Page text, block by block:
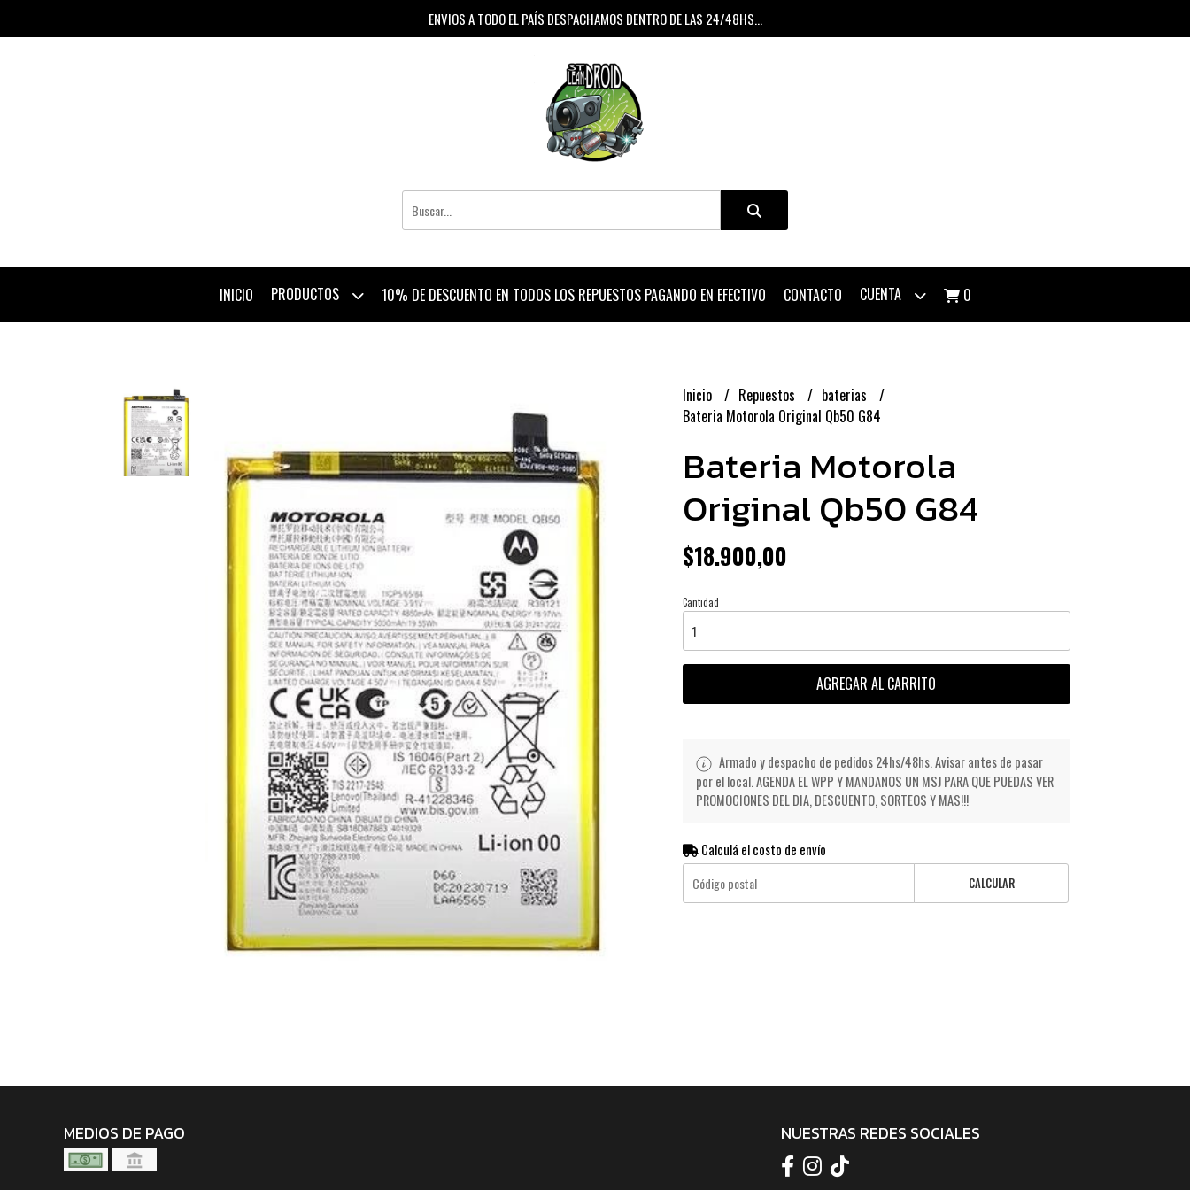
ENVIOS A TODO EL PAÍS DESPACHAMOS DENTRO DE LAS 24/48HS...
INICIO PRODUCTOS 10% DE DESCUENTO EN TODOS LOS REPUESTOS PAGANDO EN EFECTIVO CONTACTO CUENTA 0
Inicio Repuestos
baterias
Bateria Motorola Original Qb50 G84
Bateria Motorola
Original Qb50 G84
$18.900,00
Cantidad
AGREGAR AL CARRITO
Armado y despacho de pedidos 24hs/48hs. Avisar antes de pasar
por el local. AGENDA EL WPP Y MANDANOS UN MSJ PARA QUE PUEDAS VER
PROMOCIONES DEL DIA, DESCUENTO, SORTEOS Y MAS!!!
Calculá el costo de envío
CALCULAR
MEDIOS DE PAGO NUESTRAS REDES SOCIALES